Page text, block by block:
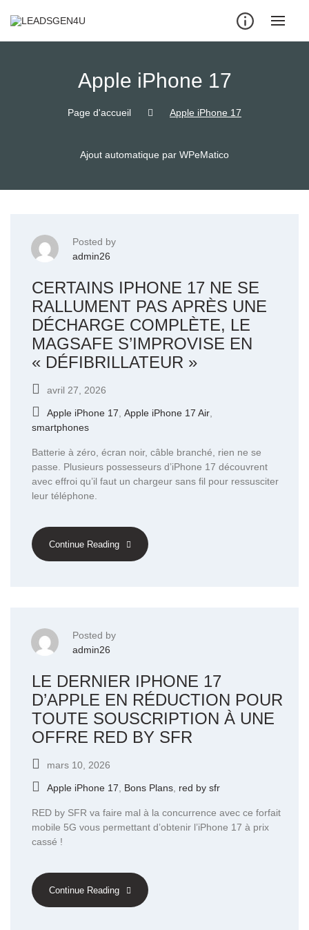
Apple iPhone 17
Page d'accueil Apple iPhone 17
Ajout automatique par WPeMatico
Posted by
admin26
CERTAINS IPHONE 17 NE SE
RALLUMENT PAS APRÈS UNE
DÉCHARGE COMPLÈTE, LE
MAGSAFE S’IMPROVISE EN
« DÉFIBRILLATEUR »
avril 27, 2026
Apple iPhone 17 Apple iPhone 17 Air
smartphones
Batterie à zéro, écran noir, câble branché, rien ne se
passe. Plusieurs possesseurs d’iPhone 17 découvrent
avec effroi qu’il faut un chargeur sans fil pour ressusciter
leur téléphone.
Continue Reading
Posted by
admin26
LE DERNIER IPHONE 17
D’APPLE EN RÉDUCTION POUR
TOUTE SOUSCRIPTION À UNE
OFFRE RED BY SFR
mars 10, 2026
Apple iPhone 17 Bons Plans red by sfr
RED by SFR va faire mal à la concurrence avec ce forfait
mobile 5G vous permettant d’obtenir l’iPhone 17 à prix
cassé !
Continue Reading